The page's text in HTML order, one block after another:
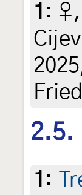
1 : ♀,
2.5.
1 :